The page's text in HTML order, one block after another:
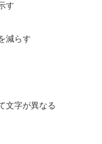
す
減らす
文字が異なる